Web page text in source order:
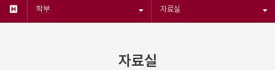
학부 자료실
자료실